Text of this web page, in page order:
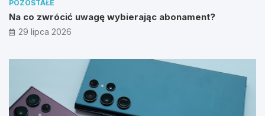
POZOSTAŁE
Na co zwrócić uwagę wybierając abonament?
29 lipca 2026